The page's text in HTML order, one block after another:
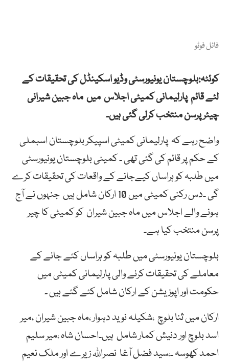
فائل فوٹو
کوئٹہ:بلوچستان یونیورسٹی وڈیو اسکینڈل کی تحقیقات کے
لئے قائم پارلیمانی کمیٹی اجلاس میں ماہ جبین شیرانی
چیئرپرسن منتخب کرلی گئی ہیں۔
واضح رہے کہ پارلیمانی کمیٹی اسپیکر بلوچستان اسبملی
کے حکم پر قائم کی گئی تھی ۔ کمیٹی بلوچستان یونیورسٹی
میں طلبہ کو ہراساں کیےجانے کے واقعات کی تحقیقات کرے
گی ۔دس رکنی کمیٹی میں 10 ارکان شامل ہیں جنہوں نے آج
ہونے والے اجلاس میں ماہ جبین شیران کو کمیٹی کا چیر
پرسن منتخب کیا ہے۔
بلوچستان یونیورسٹی میں طلبہ کو ہراساں کئے جانے کے
معاملے کی تحقیقات کرنے والی پارلیمانی کمیٹی میں
حکومت اور اپوزیشن کے ارکان شامل کئے گئے ہیں ۔
ارکان میں ثنا بلوچ ،شکیلہ نوید دہوار ،ماہ جبین شیران ،میر
اسد بلوچ اور دنیش کمار شامل ہیں۔احسان شاہ ،میر سلیم
احمد کھوسہ ۔،سید فضل آغا نصراللہ زیرے اور ملک نعیم